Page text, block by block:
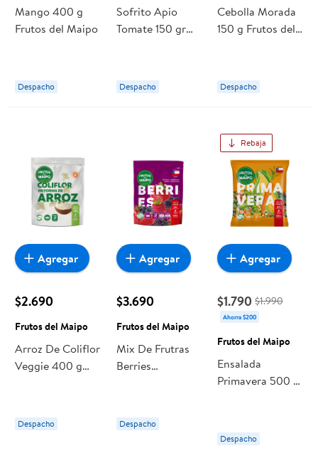
Mango 400 g
Frutos del Maipo
Despacho
Sofrito Apio
Tomate 150 gr
Despacho
Cebolla Morada
150 g Frutos del
Despacho
$2.690
Frutos del Maipo
Arroz De Coliflor
Veggie 400 g
Despacho
Agregar
$3.690
Frutos del Maipo
Mix De Frutras
Berries
Maipo
Despacho
Agregar
Rebaja
$1.790 $1.990
Ahorra $200
Frutos del Maipo
Ensalada
Primavera 500 g
Despacho
Agregar